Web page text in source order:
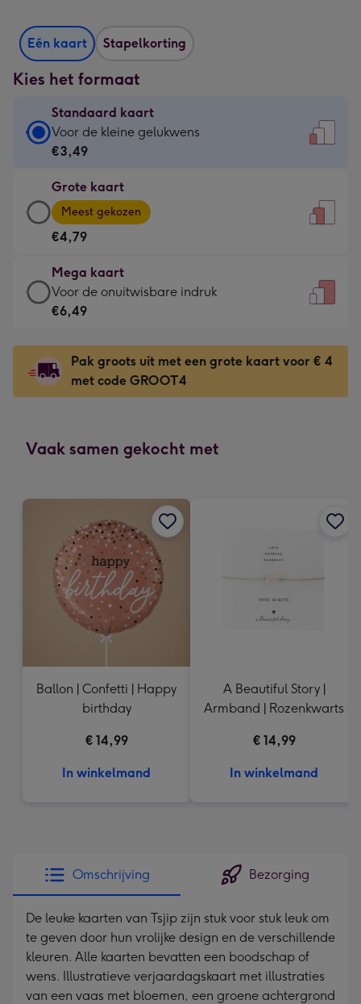
Eén kaart Stapelkorting
Kies het formaat
Standaard kaart
Standaard
kaart
€3,49
-
Voor
kleine
gelukwens
-
120
x
160
mm
Voor de kleine gelukwens
€3,49
Grote kaart
Grote
kaart
-
€4,79
-
Meest
gekozen
Dimensions:
167
x
Meest gekozen
€4,79
Mega kaart
Mega
kaart
€6,49
-
Voor
indruk
241
333
mm
Voor de onuitwisbare indruk
€6,49
Pak groots uit met een grote kaart voor € 4
met code GROOT4
Vaak samen gekocht met
Ballon | Confetti | Happy
birthday
€ 14,99
In winkelmand
A Beautiful Story |
Armband | Rozenkwarts
€ 14,99
In winkelmand
Omschrijving Bezorging
De leuke kaarten van Tsjip zijn stuk voor stuk leuk om
te geven door hun vrolijke design en de verschillende
kleuren. Alle kaarten bevatten een boodschap of
wens. Illustratieve verjaardagskaart met illustraties
van een vaas met bloemen, een groene achtergrond